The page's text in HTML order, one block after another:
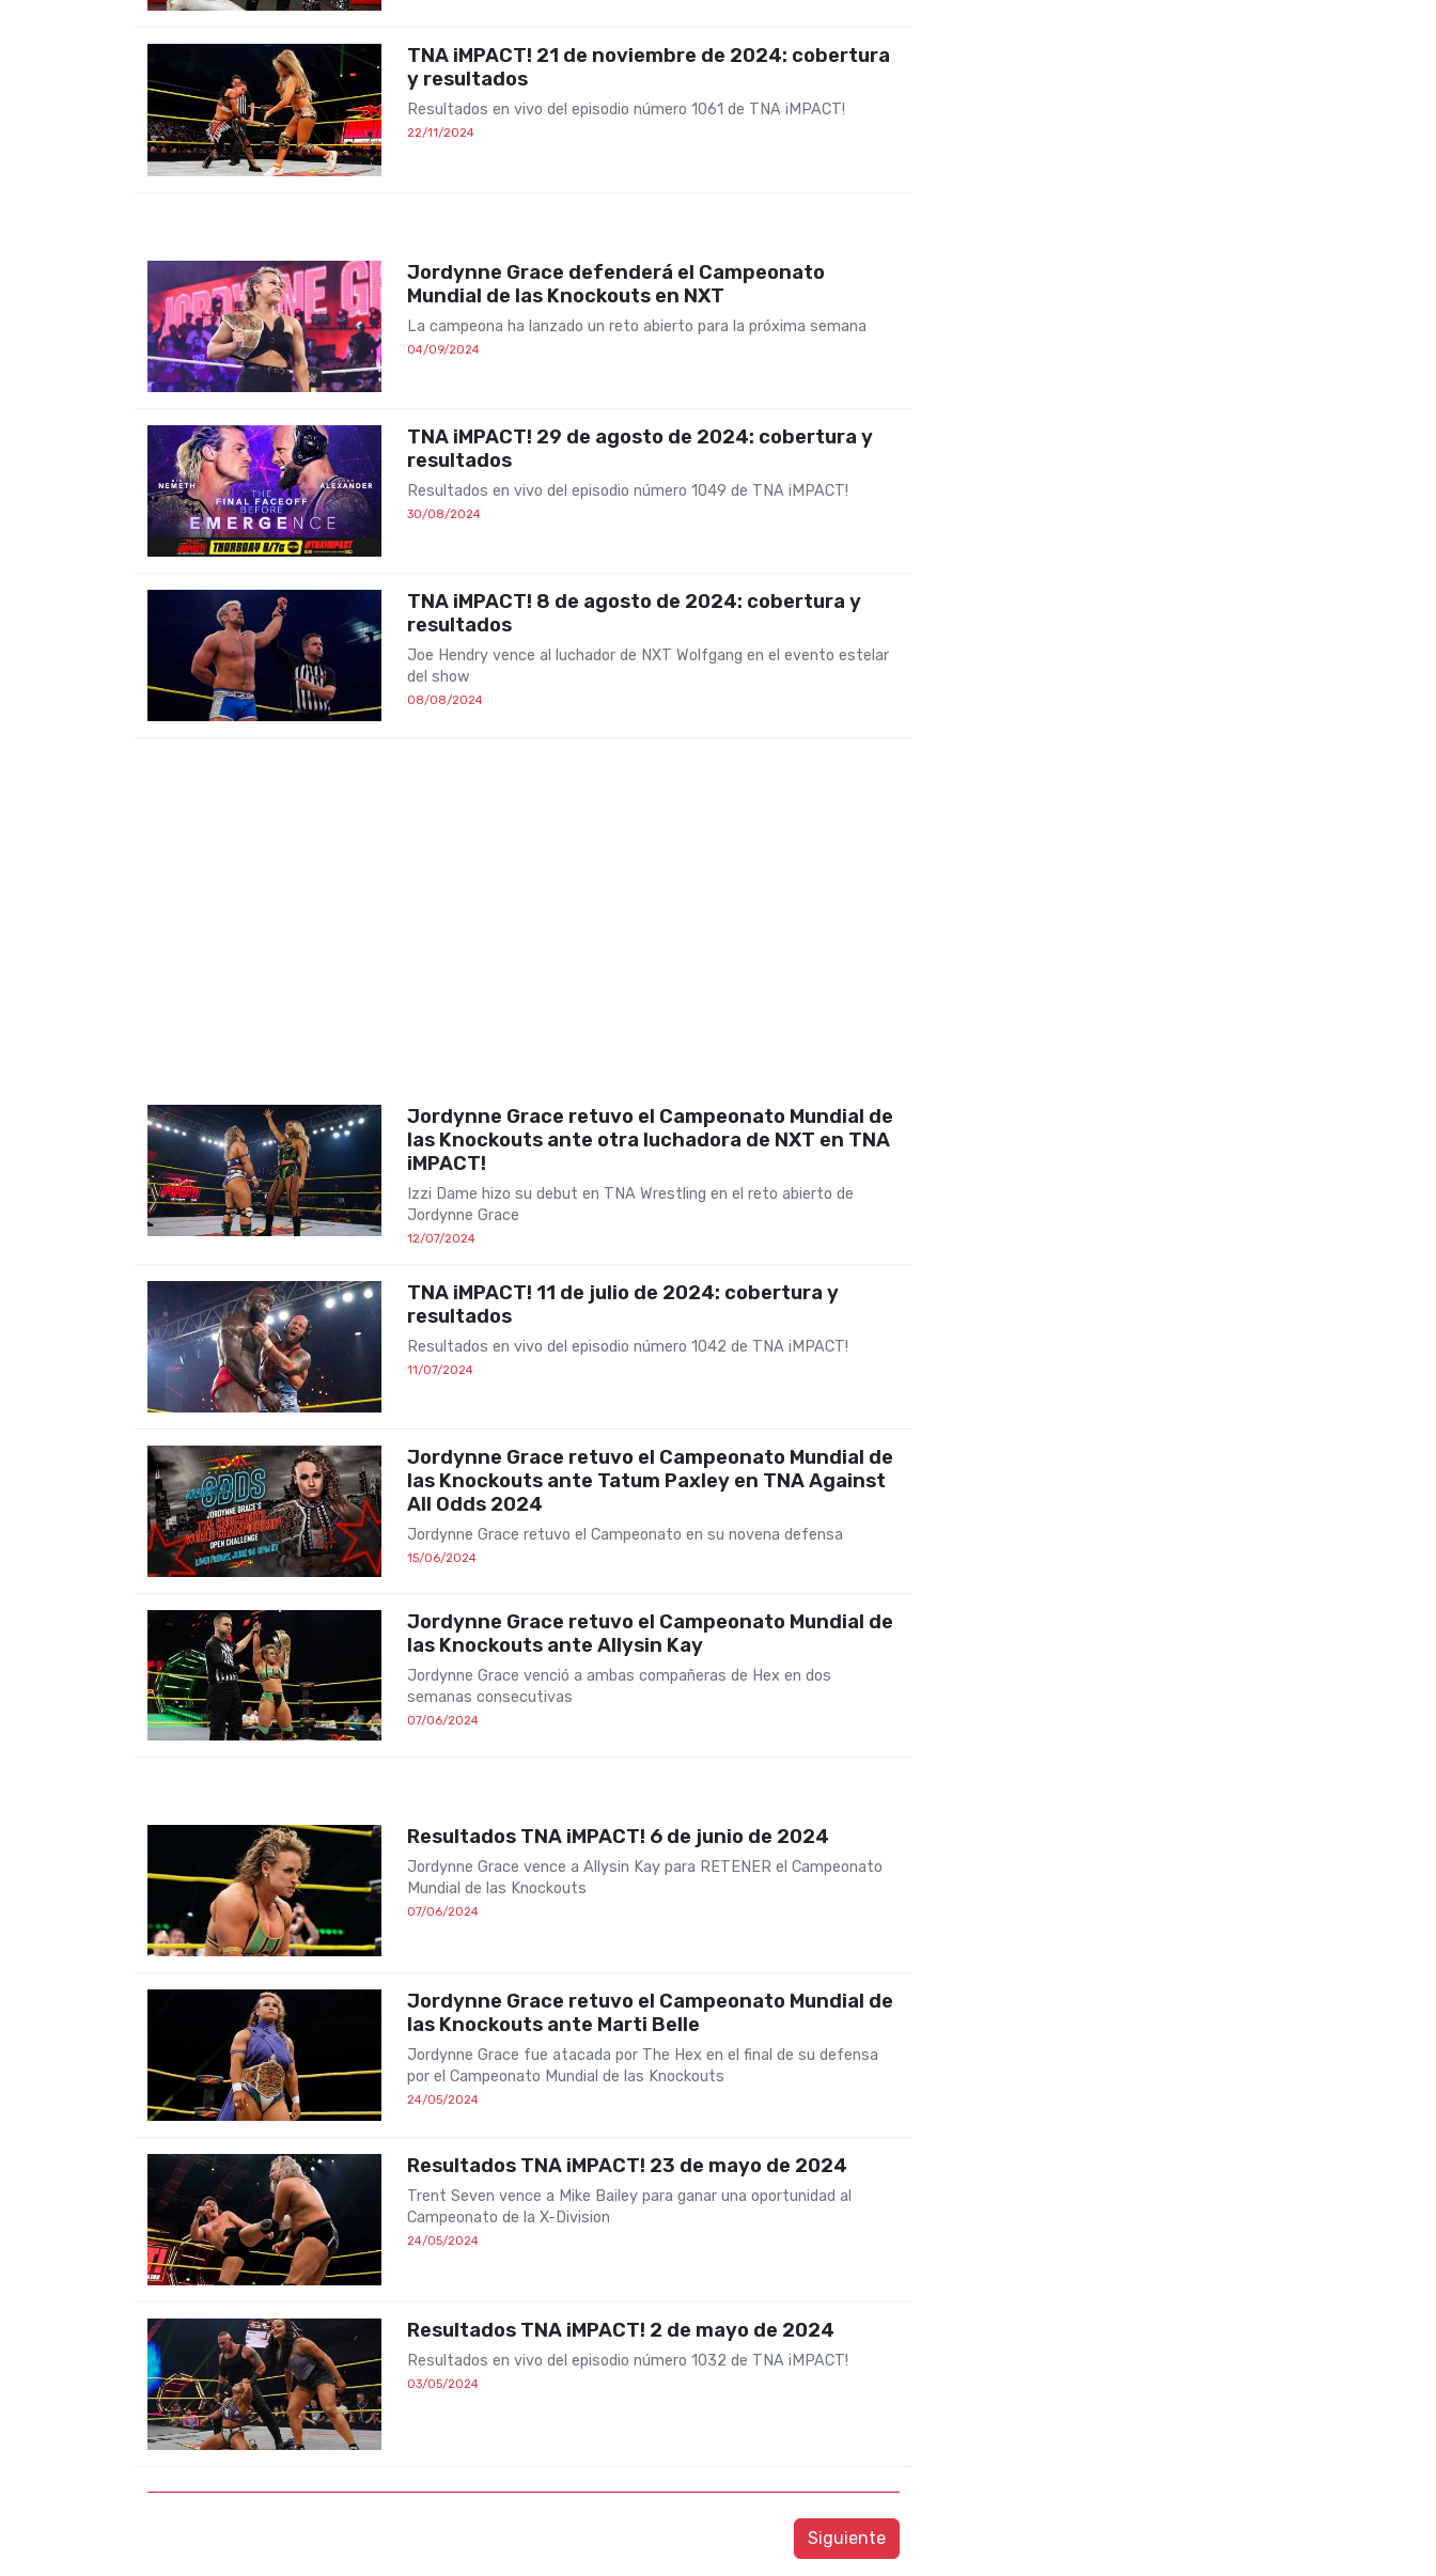
TNA iMPACT! 21 de noviembre de 2024: cobertura
y resultados
Resultados en vivo del episodio número 1061 de TNA iMPACT!
22/11/2024
Jordynne Grace defenderá el Campeonato
Mundial de las Knockouts en NXT
La campeona ha lanzado un reto abierto para la próxima semana
04/09/2024
TNA iMPACT! 29 de agosto de 2024: cobertura y
resultados
Resultados en vivo del episodio número 1049 de TNA iMPACT!
30/08/2024
TNA iMPACT! 8 de agosto de 2024: cobertura y
resultados
Joe Hendry vence al luchador de NXT Wolfgang en el evento estelar
del show
08/08/2024
Jordynne Grace retuvo el Campeonato Mundial de
las Knockouts ante otra luchadora de NXT en TNA
iMPACT!
Izzi Dame hizo su debut en TNA Wrestling en el reto abierto de
Jordynne Grace
12/07/2024
TNA iMPACT! 11 de julio de 2024: cobertura y
resultados
Resultados en vivo del episodio número 1042 de TNA iMPACT!
11/07/2024
Jordynne Grace retuvo el Campeonato Mundial de
las Knockouts ante Tatum Paxley en TNA Against
All Odds 2024
Jordynne Grace retuvo el Campeonato en su novena defensa
15/06/2024
Jordynne Grace retuvo el Campeonato Mundial de
las Knockouts ante Allysin Kay
Jordynne Grace venció a ambas compañeras de Hex en dos
semanas consecutivas
07/06/2024
Resultados TNA iMPACT! 6 de junio de 2024
Jordynne Grace vence a Allysin Kay para RETENER el Campeonato
Mundial de las Knockouts
07/06/2024
Jordynne Grace retuvo el Campeonato Mundial de
las Knockouts ante Marti Belle
Jordynne Grace fue atacada por The Hex en el final de su defensa
por el Campeonato Mundial de las Knockouts
24/05/2024
Resultados TNA iMPACT! 23 de mayo de 2024
Trent Seven vence a Mike Bailey para ganar una oportunidad al
Campeonato de la X-Division
24/05/2024
Resultados TNA iMPACT! 2 de mayo de 2024
Resultados en vivo del episodio número 1032 de TNA iMPACT!
03/05/2024
Siguiente